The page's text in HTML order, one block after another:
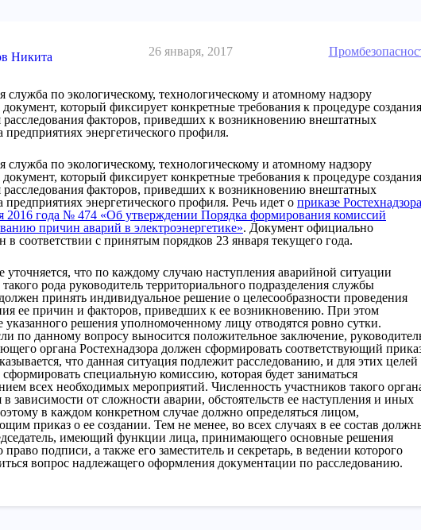
Никита 26 января, 2017
служба по экологическому, технологическому и атомному надзору
документ, который фиксирует конкретные требования к процедуре создания
расследования факторов, приведших к возникновению внештатных
предприятиях энергетического профиля.
служба по экологическому, технологическому и атомному надзору
документ, который фиксирует конкретные требования к процедуре создания
расследования факторов, приведших к возникновению внештатных
предприятиях энергетического профиля. Речь идет о приказе Ростехнадзора
2016 года № 474 «Об утверждении Порядка формирования комиссий
причин аварий в электроэнергетике». Документ официально
в соответствии с принятым порядков 23 января текущего года.
уточняется, что по каждому случаю наступления аварийной ситуации
такого рода руководитель территориального подразделения службы
принять индивидуальное решение о целесообразности проведения
ее причин и факторов, приведших к ее возникновению. При этом
указанного решения уполномоченному лицу отводятся ровно сутки.
по данному вопросу выносится положительное заключение,
органа Ростехнадзора должен сформировать соответствующий
что данная ситуация подлежит расследованию, и для этих целей
специальную комиссию, которая будет заниматься
всех необходимых мероприятий. Численность участников такого
в зависимости от сложности аварии, обстоятельств ее наступления и иных
в каждом конкретном случае должно определяться лицом,
приказ о ее создании. Тем не менее, во всех случаях в ее состав
имеющий функции лица, принимающего основные решения
подписи, а также его заместитель и секретарь, в ведении которого
вопрос надлежащего оформления документации по расследованию.